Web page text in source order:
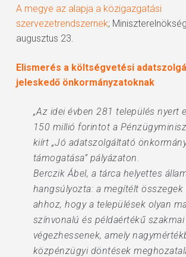
A megye az alapja a közigazgatási
szervezetrendszernek;
augusztus 23.
Elismerés a költségvetési
jeleskedő önkormányzatoknak
„Az idei évben 281 település nyert
150 millió forintot a
kiírt „Jó adatszolgáltató
támogatása” pályázaton.
Berczik Ábel, a tárca helyettes
hangsúlyozta: a megítélt
ahhoz, hogy a települések olyan
színvonalú és példaértékű
végezhessenek, amely
közpénzügyi döntések